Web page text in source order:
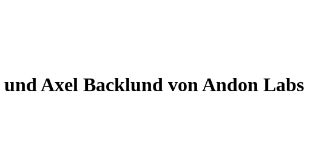
Axel Backlund von Andon Labs